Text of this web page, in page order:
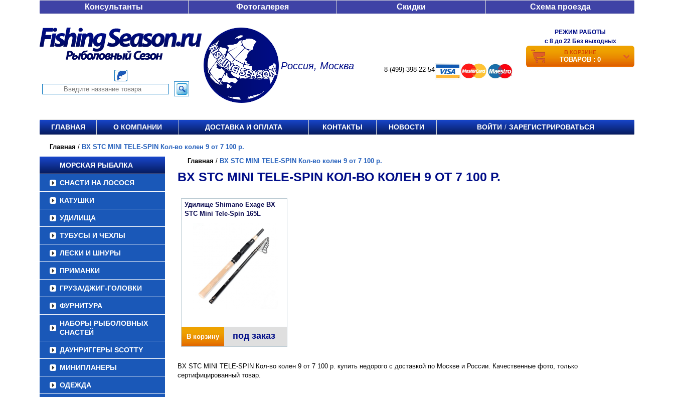
Консультанты Фотогалерея Скидки Схема проезда
Россия, Москва 8-(499)-398-22-54
РЕЖИМ РАБОТЫ
c 8 до 22 Без выходных
В КОРЗИНЕ
ТОВАРОВ : 0
ГЛАВНАЯ О КОМПАНИИ ДОСТАВКА И ОПЛАТА КОНТАКТЫ НОВОСТИ ВОЙТИ / ЗАРЕГИСТРИРОВАТЬСЯ
Главная / BX STC MINI TELE-SPIN Кол-во колен 9 от 7 100 р.
МОРСКАЯ РЫБАЛКА
СНАСТИ НА ЛОСОСЯ
КАТУШКИ
УДИЛИЩА
ТУБУСЫ И ЧЕХЛЫ
ЛЕСКИ И ШНУРЫ
ПРИМАНКИ
ГРУЗА/ДЖИГ-ГОЛОВКИ
ФУРНИТУРА
НАБОРЫ РЫБОЛОВНЫХ
СНАСТЕЙ
ДАУНРИГГЕРЫ SCOTTY
МИНИПЛАНЕРЫ
ОДЕЖДА
Главная / BX STC MINI TELE-SPIN Кол-во колен 9 от 7 100 р.
BX STC MINI TELE-SPIN КОЛ-ВО КОЛЕН 9 ОТ 7 100 Р.
Удилище Shimano Exage BX
STC Mini Tele-Spin 165L
В корзину под заказ
BX STC MINI TELE-SPIN Кол-во колен 9 от 7 100 р. купить недорого с доставкой по Москве и России. Качественные фото, только
сертифицированный товар.